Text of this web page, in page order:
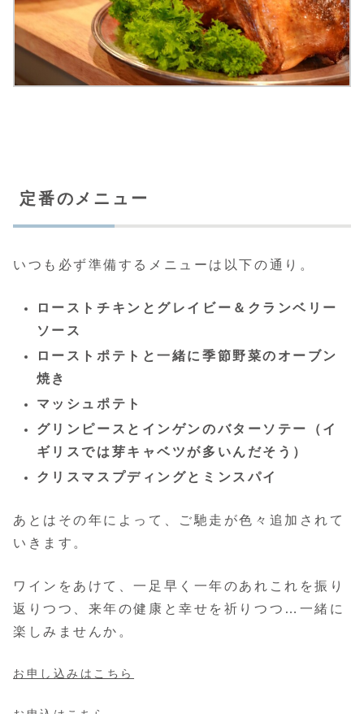
定番のメニュー
いつも必ず準備するメニューは以下の通り。
ローストチキンとグレイビー＆クランベリー
ソース
ローストポテトと一緒に季節野菜のオーブン
焼き
マッシュポテト
グリンピースとインゲンのバターソテー（イ
ギリスでは芽キャベツが多いんだそう）
クリスマスプディングとミンスパイ
あとはその年によって、ご馳走が色々追加されて
いきます。
ワインをあけて、一足早く一年のあれこれを振り
返りつつ、来年の健康と幸せを祈りつつ…一緒に
楽しみませんか。
お申し込みはこちら